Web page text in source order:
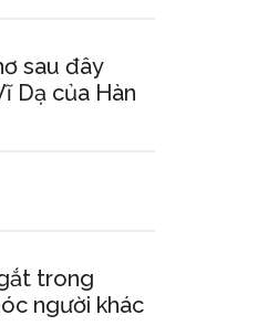
sau đây
Dạ của Hàn
trong
người khác